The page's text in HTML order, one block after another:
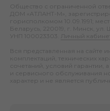
Общество с ограниченной
ДОМ «АТЛАНТ-М»,
горисполкомом 10.09.1991;
Беларусь, 220019, г. Минск, ул.
УНП 100023303.
Личный
Вся представленная на сайте
комплектаций, технических
сочетаний, условий гарантии,
и сервисного обслуживания
характер и не является